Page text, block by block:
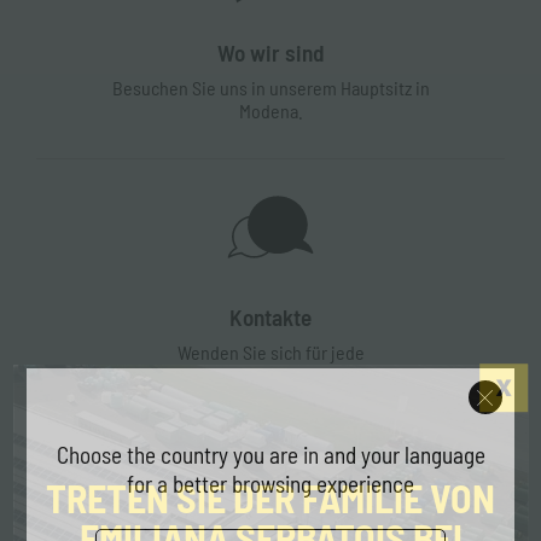
Wo wir sind
Besuchen Sie uns in unserem Hauptsitz in
Modena.
Kontakte
Wenden Sie sich für jede
Informationsanfrage an unseren
Choose the country you are in and your language
for a better browsing experience
TRETEN SIE DER FAMILIE VON